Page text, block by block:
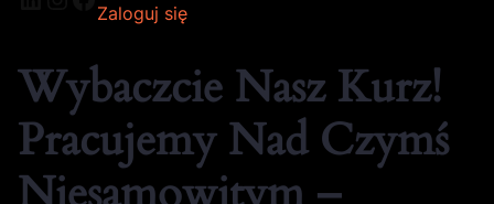
Zaloguj się
Wybaczcie Nasz Kurz!
Pracujemy Nad Czymś